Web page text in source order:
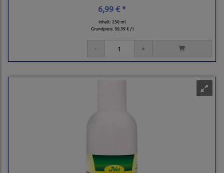
6,99 € *
Inhalt: 230 ml
Grundpreis:30,39 € / l